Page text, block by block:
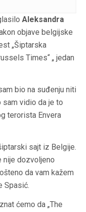
Aleksandra
objave belgijske
„Šiptarska
Times“ „ jedan
bio na suđenju niti
sam vidio da je to
terorista Envera
sajt iz Belgije.
nije dozvoljeno
da vam kažem
Spasić.
ćemo da „The